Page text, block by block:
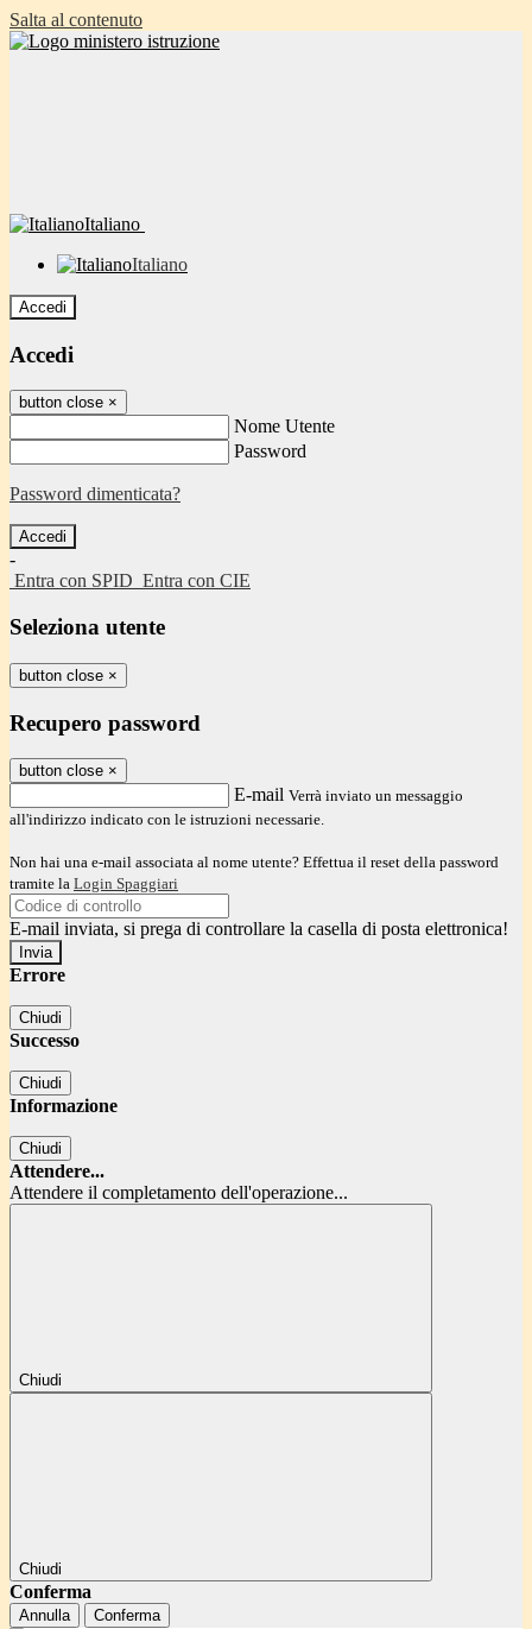
Salta al contenuto
Italiano
Italiano
Accedi
Accedi
button close ×
Nome Utente
Password
Password dimenticata?
-
Entra con SPID Entra con CIE
Seleziona utente
button close ×
Recupero password
button close ×
E-mail Verrà inviato un messaggio
all'indirizzo indicato con le istruzioni necessarie.
Non hai una e-mail associata al nome utente? Effettua il reset della password
tramite la Login Spaggiari
E-mail inviata, si prega di controllare la casella di posta elettronica!
Errore
Chiudi
Successo
Chiudi
Informazione
Chiudi
Attendere...
Attendere il completamento dell'operazione...
Chiudi
Chiudi
Conferma
Annulla Conferma